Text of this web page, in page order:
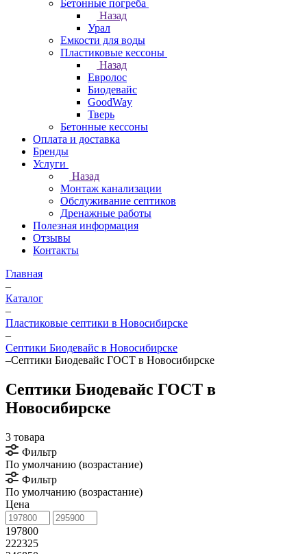
Бетонные погреба
Назад
Урал
Емкости для воды
Пластиковые кессоны
Назад
Евролос
Биодевайс
GoodWay
Тверь
Бетонные кессоны
Оплата и доставка
Бренды
Услуги
Назад
Монтаж канализации
Обслуживание септиков
Дренажные работы
Полезная информация
Отзывы
Контакты
Главная
–
Каталог
–
Пластиковые септики в Новосибирске
–
Септики Биодевайс в Новосибирске
–Септики Биодевайс ГОСТ в Новосибирске
Септики Биодевайс ГОСТ в
Новосибирске
3 товара
Фильтр
По умолчанию (возрастание)
Фильтр
По умолчанию (возрастание)
Цена
197800
222325